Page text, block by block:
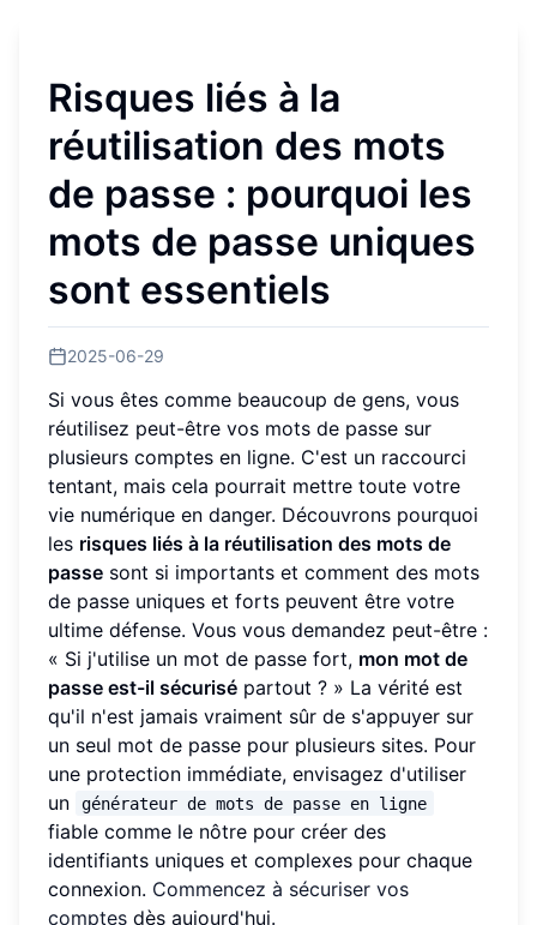
Risques liés à la
réutilisation des mots
de passe : pourquoi les
mots de passe uniques
sont essentiels
2025-06-29
Si vous êtes comme beaucoup de gens, vous
réutilisez peut-être vos mots de passe sur
plusieurs comptes en ligne. C'est un raccourci
tentant, mais cela pourrait mettre toute votre
vie numérique en danger. Découvrons pourquoi
les risques liés à la réutilisation des mots de
passe sont si importants et comment des mots
de passe uniques et forts peuvent être votre
ultime défense. Vous vous demandez peut-être :
« Si j'utilise un mot de passe fort, mon mot de
passe est-il sécurisé partout ? » La vérité est
qu'il n'est jamais vraiment sûr de s'appuyer sur
un seul mot de passe pour plusieurs sites. Pour
une protection immédiate, envisagez d'utiliser
un
générateur de mots de passe en ligne
fiable comme le nôtre pour créer des
identifiants uniques et complexes pour chaque
connexion. Commencez à sécuriser vos
comptes dès aujourd'hui.